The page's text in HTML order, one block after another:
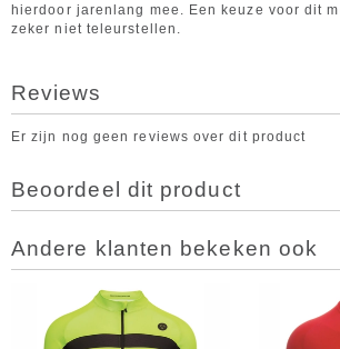
hierdoor jarenlang mee. Een keuze voor dit
zeker niet teleurstellen.
Reviews
Er zijn nog geen reviews over dit product
Beoordeel dit product
Andere klanten bekeken ook